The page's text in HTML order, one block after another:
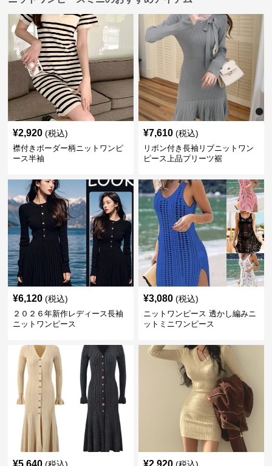
¥2,920 (税込)
襟付きボーダー柄ニットワンピ
ース半袖
¥7,610 (税込)
リボン付き長袖リブニットワン
ピース上品プリーツ裾
¥6,120 (税込)
２０２６年新作レディース長袖
ニットワンピース
¥3,080 (税込)
ニットワンピース 透かし編みニ
ットミニワンピース
¥5,640 (税込) ¥2,920 (税込)